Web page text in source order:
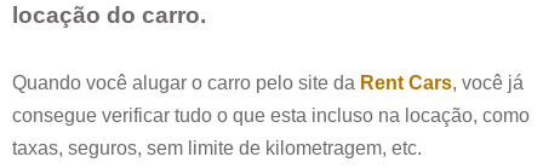
locação do carro.
Quando você alugar o carro pelo site da Rent Cars, você já
consegue verificar tudo o que esta incluso na locação, como
taxas, seguros, sem limite de kilometragem, etc.